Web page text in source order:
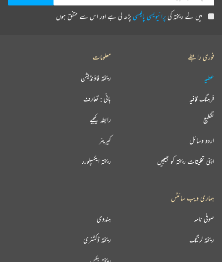
میں نے ریختہ کیپرائیویسی پالیسیپڑھ لی ہے اور اس سے متفق ہوں
فوری رابطے
عطیہ
فرہنگ قافیہ
تقطیع
اردو وسائل
اپنی تخلیقات ریختہ کو بھیجیں
معلومات
ریختہ فاؤنڈیشن
بانی : تعارف
رابطہ کیجیے
کیریئر
ریختہ ایکسپلورر
ہماری ویب سائٹس
ہندوی صوفی نامہ
ریختہ ڈکشنری ریختہ لرننگ